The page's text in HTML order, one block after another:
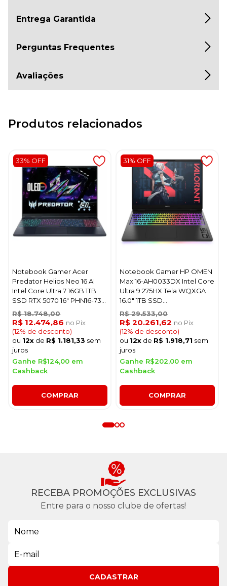
Entrega Garantida
Perguntas Frequentes
Avaliações
Produtos relacionados
33% OFF
Notebook Gamer Acer
Predator Helios Neo 16 AI
Intel Core Ultra 7 16GB 1TB
SSD RTX 5070 16" PHN16-73-
7166 - Preto
R$ 18.748,00
R$ 12.474,86 no Pix
(12% de desconto)
ou 12x de R$ 1.181,33 sem
juros
Ganhe R$124,00 em
Cashback
COMPRAR
31% OFF
Notebook Gamer HP OMEN
Max 16-AH0033DX Intel Core
Ultra 9 275HX Tela WQXGA
16.0" 1TB SSD
32RAMGeForce RTX5080
16GB - Preto
R$ 29.533,00
R$ 20.261,62 no Pix
(12% de desconto)
ou 12x de R$ 1.918,71 sem
juros
Ganhe R$202,00 em
Cashback
COMPRAR
RECEBA PROMOÇÕES EXCLUSIVAS
Entre para o nosso clube de ofertas!
CADASTRAR